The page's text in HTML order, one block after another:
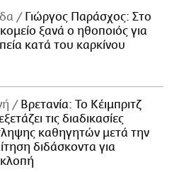
Γιώργος Παράσχος: Στο
ξανά ο ηθοποιός για
κατά του καρκίνου
Βρετανία: Το Κέιμπριτζ
τις διαδικασίες
καθηγητών μετά την
διδάσκοντα για